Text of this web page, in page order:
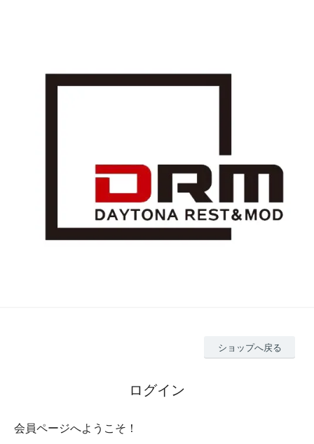
ショップへ戻る
ログイン
会員ページへようこそ！